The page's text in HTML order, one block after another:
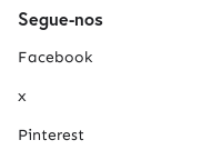
Segue-nos
Facebook
x
Pinterest